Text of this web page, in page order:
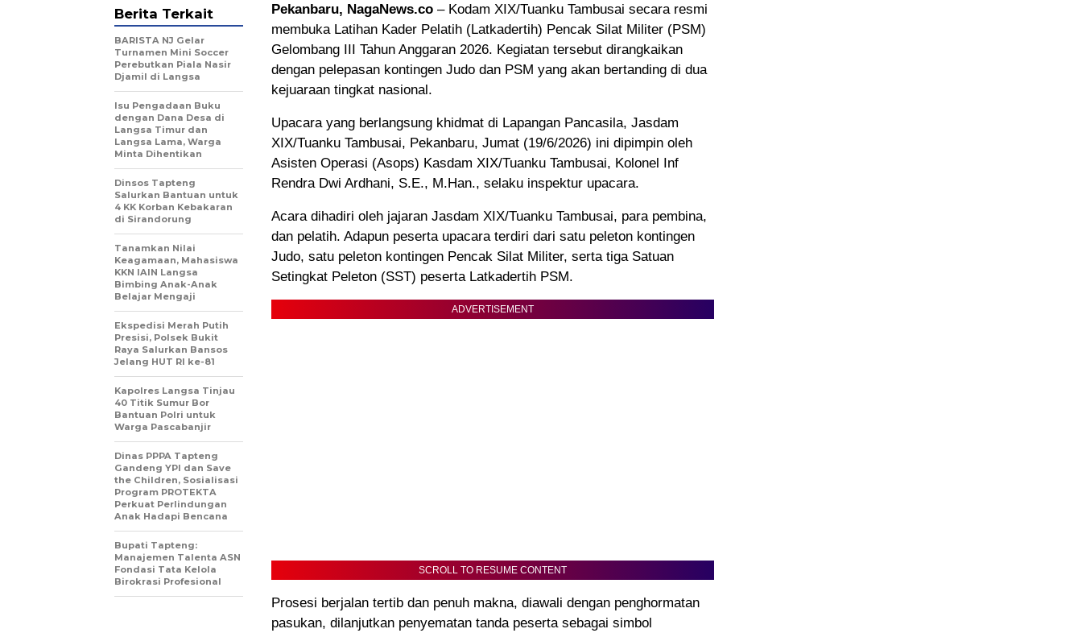
Pekanbaru, NagaNews.co – Kodam XIX/Tuanku Tambusai secara resmi
membuka Latihan Kader Pelatih (Latkadertih) Pencak Silat Militer (PSM)
Gelombang III Tahun Anggaran 2026. Kegiatan tersebut dirangkaikan
dengan pelepasan kontingen Judo dan PSM yang akan bertanding di dua
kejuaraan tingkat nasional.
Upacara yang berlangsung khidmat di Lapangan Pancasila, Jasdam
XIX/Tuanku Tambusai, Pekanbaru, Jumat (19/6/2026) ini dipimpin oleh
Asisten Operasi (Asops) Kasdam XIX/Tuanku Tambusai, Kolonel Inf
Rendra Dwi Ardhani, S.E., M.Han., selaku inspektur upacara.
Acara dihadiri oleh jajaran Jasdam XIX/Tuanku Tambusai, para pembina,
dan pelatih. Adapun peserta upacara terdiri dari satu peleton kontingen
Judo, satu peleton kontingen Pencak Silat Militer, serta tiga Satuan
Setingkat Peleton (SST) peserta Latkadertih PSM.
ADVERTISEMENT
SCROLL TO RESUME CONTENT
Prosesi berjalan tertib dan penuh makna, diawali dengan penghormatan
pasukan, dilanjutkan penyematan tanda peserta sebagai simbol
Berita Terkait
BARISTA NJ Gelar
Turnamen Mini Soccer
Perebutkan Piala Nasir
Djamil di Langsa
Isu Pengadaan Buku
dengan Dana Desa di
Langsa Timur dan
Langsa Lama, Warga
Minta Dihentikan
Dinsos Tapteng
Salurkan Bantuan untuk
4 KK Korban Kebakaran
di Sirandorung
Tanamkan Nilai
Keagamaan, Mahasiswa
KKN IAIN Langsa
Bimbing Anak-Anak
Belajar Mengaji
Ekspedisi Merah Putih
Presisi, Polsek Bukit
Raya Salurkan Bansos
Jelang HUT RI ke-81
Kapolres Langsa Tinjau
40 Titik Sumur Bor
Bantuan Polri untuk
Warga Pascabanjir
Dinas PPPA Tapteng
Gandeng YPI dan Save
the Children, Sosialisasi
Program PROTEKTA
Perkuat Perlindungan
Anak Hadapi Bencana
Bupati Tapteng:
Manajemen Talenta ASN
Fondasi Tata Kelola
Birokrasi Profesional